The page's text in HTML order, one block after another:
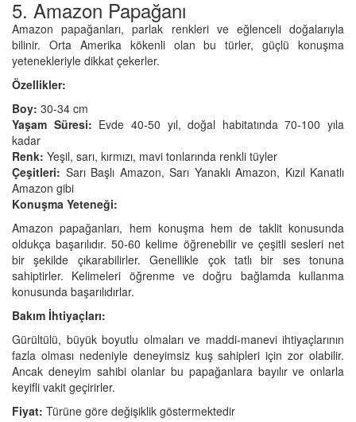
5. Amazon Papağanı
Amazon papağanları, parlak renkleri ve eğlenceli doğalarıyla
bilinir. Orta Amerika kökenli olan bu türler, güçlü konuşma
yetenekleriyle dikkat çekerler.
Özellikler:
Boy: 30-34 cm
Yaşam Süresi: Evde 40-50 yıl, doğal habitatında 70-100 yıla
kadar
Renk: Yeşil, sarı, kırmızı, mavi tonlarında renkli tüyler
Çeşitleri: Sarı Başlı Amazon, Sarı Yanaklı Amazon, Kızıl Kanatlı
Amazon gibi
Konuşma Yeteneği:
Amazon papağanları, hem konuşma hem de taklit konusunda
oldukça başarılıdır. 50-60 kelime öğrenebilir ve çeşitli sesleri net
bir şekilde çıkarabilirler. Genellikle çok tatlı bir ses tonuna
sahiptirler. Kelimeleri öğrenme ve doğru bağlamda kullanma
konusunda başarılıdırlar.
Bakım İhtiyaçları:
Gürültülü, büyük boyutlu olmaları ve maddi-manevi ihtiyaçlarının
fazla olması nedeniyle deneyimsiz kuş sahipleri için zor olabilir.
Ancak deneyim sahibi olanlar bu papağanlara bayılır ve onlarla
keyifli vakit geçirirler.
Fiyat: Türüne göre değişiklik göstermektedir